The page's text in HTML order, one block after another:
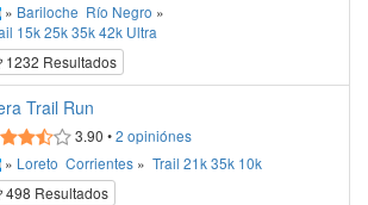
» Bariloche Río Negro »
15k25k35k42k Ultra
1232 Resultados
Trail Run
3.90 •2 opiniónes
» Loreto Corrientes » Trail 21k35k 10k
498 Resultados